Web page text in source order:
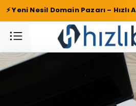
⚡ Yeni Nesil Domain Pazarı – Hızlı